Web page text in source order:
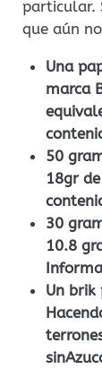
particular.
que aún
Una
marca
50
18gr
30
10.8
Un